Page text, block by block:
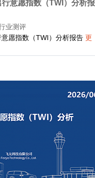
意愿指数（TWI）分析报
业测评
愿指数（TWI）分析报告 更